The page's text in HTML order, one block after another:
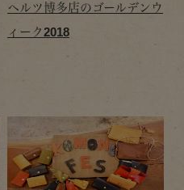
ヘルツ博多店のゴールデンウ
ィーク2018